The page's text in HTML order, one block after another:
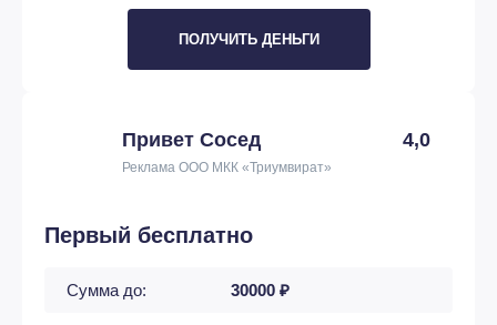
ПОЛУЧИТЬ ДЕНЬГИ
Привет Сосед 4,0
Реклама ООО МКК «Триумвират»
Первый бесплатно
Сумма до: 30000 ₽